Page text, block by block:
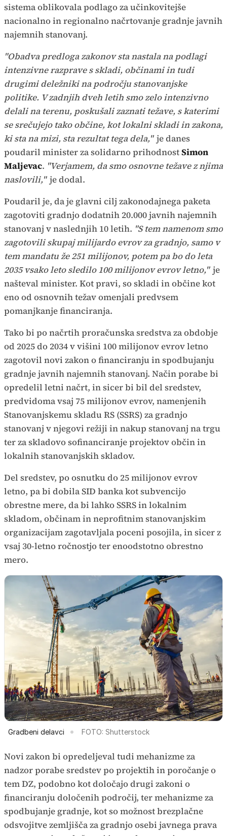
sistema oblikovala podlago za učinkovitejše
nacionalno in regionalno načrtovanje gradnje javnih
najemnih stanovanj.
"Obadva predloga zakonov sta nastala na podlagi
intenzivne razprave s skladi, občinami in tudi
drugimi deležniki na področju stanovanjske
politike. V zadnjih dveh letih smo zelo intenzivno
delali na terenu, poskušali zaznati težave, s katerimi
se srečujejo tako občine, kot lokalni skladi in zakona,
ki sta na mizi, sta rezultat tega dela," je danes
poudaril minister za solidarno prihodnostSimon
Maljevac. "Verjamem, da smo osnovne težave z njima
naslovili," je dodal.
Poudaril je, da je glavni cilj zakonodajnega paketa
zagotoviti gradnjo dodatnih 20.000 javnih najemnih
stanovanj v naslednjih 10 letih. "S tem namenom smo
zagotovili skupaj milijardo evrov za gradnjo, samo v
tem mandatu že 251 milijonov, potem pa bo do leta
2035 vsako leto sledilo 100 milijonov evrov letno," je
našteval minister. Kot pravi, so skladi in občine kot
eno od osnovnih težav omenjali predvsem
pomanjkanje financiranja.
Tako bi po načrtih proračunska sredstva za obdobje
od 2025 do 2034 v višini 100 milijonov evrov letno
zagotovil novi zakon o financiranju in spodbujanju
gradnje javnih najemnih stanovanj. Način porabe bi
opredelil letni načrt, in sicer bi bil del sredstev,
predvidoma vsaj 75 milijonov evrov, namenjenih
Stanovanjskemu skladu RS (SSRS) za gradnjo
stanovanj v njegovi režiji in nakup stanovanj na trgu
ter za skladovo sofinanciranje projektov občin in
lokalnih stanovanjskih skladov.
Del sredstev, po osnutku do 25 milijonov evrov
letno, pa bi dobila SID banka kot subvencijo
obrestne mere, da bi lahko SSRS in lokalnim
skladom, občinam in neprofitnim stanovanjskim
organizacijam zagotavljala poceni posojila, in sicer z
vsaj 30-letno ročnostjo ter enoodstotno obrestno
mero.
Gradbeni delavci FOTO: Shutterstock
Novi zakon bi opredeljeval tudi mehanizme za
nadzor porabe sredstev po projektih in poročanje o
tem DZ, podobno kot določajo drugi zakoni o
financiranju določenih področij, ter mehanizme za
spodbujanje gradnje, kot so možnost brezplačne
odsvojitve zemljišča za gradnjo osebi javnega prava